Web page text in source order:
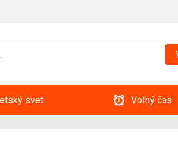
svet Voľný čas